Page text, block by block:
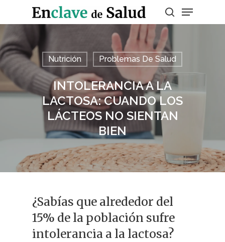
Presiona enter para buscar o ESC para
salir
Nutrición Problemas De Salud
INTOLERANCIA A LA
LACTOSA: CUANDO LOS
LÁCTEOS NO SIENTAN
BIEN
¿Sabías que alrededor del
15% de la población sufre
intolerancia a la lactosa?